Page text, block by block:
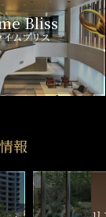
Bliss
イムブリス
報